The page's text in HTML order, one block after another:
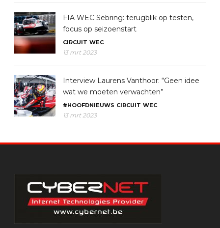
FIA WEC Sebring: terugblik op testen,
focus op seizoenstart
CIRCUIT WEC
13 mrt 2023
Interview Laurens Vanthoor: “Geen idee
wat we moeten verwachten”
#HOOFDNIEUWS CIRCUIT WEC
13 mrt 2023